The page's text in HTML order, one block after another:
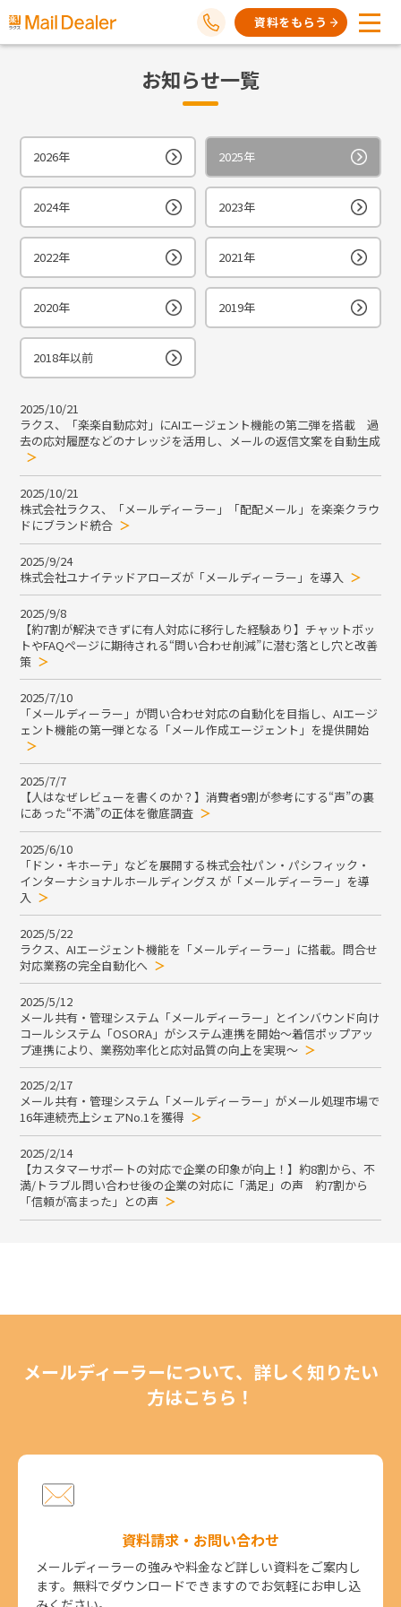
資料をもらう
お知らせ一覧
2026年 2025年
2024年 2023年
2022年 2021年
2020年 2019年
2018年以前
2025/10/21
ラクス、「楽楽自動応対」にAIエージェント機能の第二弾を搭載 過
去の応対履歴などのナレッジを活用し、メールの返信文案を自動生成
2025/10/21
株式会社ラクス、「メールディーラー」「配配メール」を楽楽クラウ
ドにブランド統合
2025/9/24
株式会社ユナイテッドアローズが「メールディーラー」を導入
2025/9/8
【約7割が解決できずに有人対応に移行した経験あり】チャットボッ
トやFAQページに期待される“問い合わせ削減”に潜む落とし穴と改善
策
2025/7/10
「メールディーラー」が問い合わせ対応の自動化を目指し、AIエージ
ェント機能の第一弾となる「メール作成エージェント」を提供開始
2025/7/7
【人はなぜレビューを書くのか？】消費者9割が参考にする“声”の裏
にあった“不満”の正体を徹底調査
2025/6/10
「ドン・キホーテ」などを展開する株式会社パン・パシフィック・
インターナショナルホールディングス が「メールディーラー」を導
入
2025/5/22
ラクス、AIエージェント機能を「メールディーラー」に搭載。問合せ
対応業務の完全自動化へ
2025/5/12
メール共有・管理システム「メールディーラー」とインバウンド向け
コールシステム「OSORA」がシステム連携を開始～着信ポップアッ
プ連携により、業務効率化と応対品質の向上を実現～
2025/2/17
メール共有・管理システム「メールディーラー」がメール処理市場で
16年連続売上シェアNo.1を獲得
2025/2/14
【カスタマーサポートの対応で企業の印象が向上！】約8割から、不
満/トラブル問い合わせ後の企業の対応に「満足」の声 約7割から
「信頼が高まった」との声
メールディーラーについて、詳しく知りたい
方はこちら！
資料請求・お問い合わせ
メールディーラーの強みや料金など詳しい資料をご案内し
ます。無料でダウンロードできますのでお気軽にお申し込